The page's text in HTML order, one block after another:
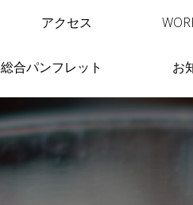
アクセス
総合パンフレット お